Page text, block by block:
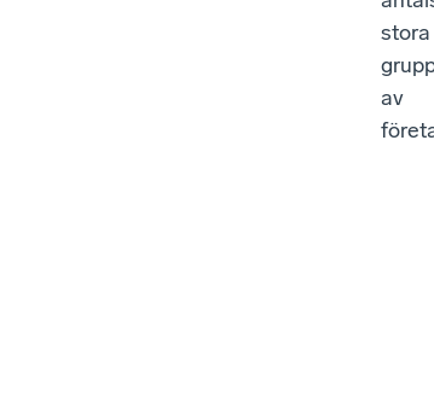
stora
av